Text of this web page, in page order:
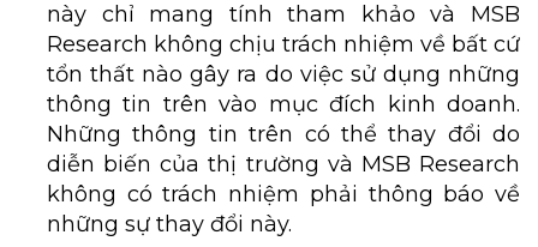
này chỉ mang tính tham khảo và MSB
Research không chịu trách nhiệm về bất cứ
tổn thất nào gây ra do việc sử dụng những
thông tin trên vào mục đích kinh doanh.
Những thông tin trên có thể thay đổi do
diễn biến của thị trường và MSB Research
không có trách nhiệm phải thông báo về
những sự thay đổi này.